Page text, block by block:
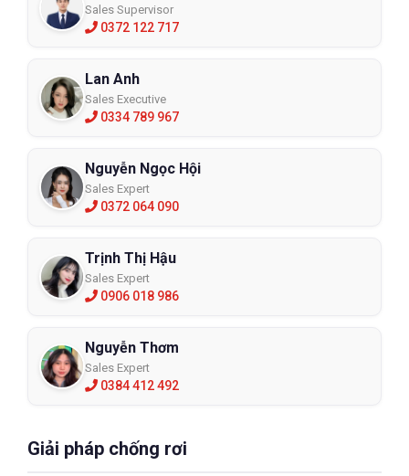
Sales Supervisor
0372 122 717
Lan Anh
Sales Executive
0334 789 967
Nguyễn Ngọc Hội
Sales Expert
0372 064 090
Trịnh Thị Hậu
Sales Expert
0906 018 986
Nguyễn Thơm
Sales Expert
0384 412 492
Giải pháp chống rơi